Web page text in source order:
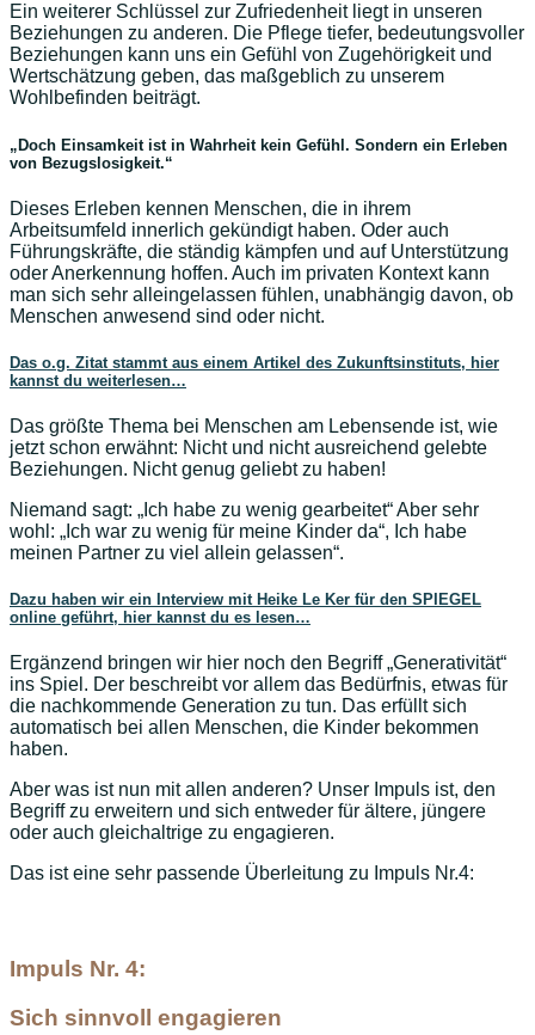
Ein weiterer Schlüssel zur Zufriedenheit liegt in unseren
Beziehungen zu anderen. Die Pflege tiefer, bedeutungsvoller
Beziehungen kann uns ein Gefühl von Zugehörigkeit und
Wertschätzung geben, das maßgeblich zu unserem
Wohlbefinden beiträgt.
„Doch Einsamkeit ist in Wahrheit kein Gefühl. Sondern ein Erleben
von Bezugslosigkeit.“
Dieses Erleben kennen Menschen, die in ihrem
Arbeitsumfeld innerlich gekündigt haben. Oder auch
Führungskräfte, die ständig kämpfen und auf Unterstützung
oder Anerkennung hoffen. Auch im privaten Kontext kann
man sich sehr alleingelassen fühlen, unabhängig davon, ob
Menschen anwesend sind oder nicht.
Das o.g. Zitat stammt aus einem Artikel des Zukunftsinstituts, hier
kannst du weiterlesen…
Das größte Thema bei Menschen am Lebensende ist, wie
jetzt schon erwähnt: Nicht und nicht ausreichend gelebte
Beziehungen. Nicht genug geliebt zu haben!
Niemand sagt: „Ich habe zu wenig gearbeitet“ Aber sehr
wohl: „Ich war zu wenig für meine Kinder da“, Ich habe
meinen Partner zu viel allein gelassen“.
Dazu haben wir ein Interview mit Heike Le Ker für den SPIEGEL
online geführt, hier kannst du es lesen…
Ergänzend bringen wir hier noch den Begriff „Generativität“
ins Spiel. Der beschreibt vor allem das Bedürfnis, etwas für
die nachkommende Generation zu tun. Das erfüllt sich
automatisch bei allen Menschen, die Kinder bekommen
haben.
Aber was ist nun mit allen anderen? Unser Impuls ist, den
Begriff zu erweitern und sich entweder für ältere, jüngere
oder auch gleichaltrige zu engagieren.
Das ist eine sehr passende Überleitung zu Impuls Nr.4:
Impuls Nr. 4:
Sich sinnvoll engagieren